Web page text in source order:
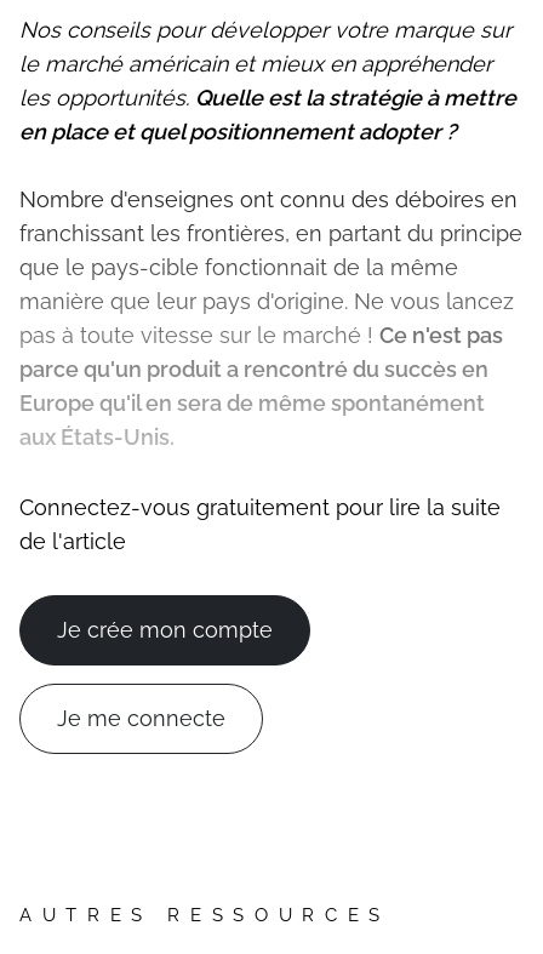
Nos conseils pour développer votre marque sur
le marché américain et mieux en appréhender
les opportunités. Quelle est la stratégie à mettre
en place et quel positionnement adopter ?
Nombre d'enseignes ont connu des déboires en
franchissant les frontières, en partant du principe
que le pays-cible fonctionnait de la même
manière que leur pays d'origine. Ne vous lancez
pas à toute vitesse sur le marché ! Ce n'est pas
parce qu'un produit a rencontré du succès en
Europe qu'il en sera de même spontanément
aux États-Unis.
Connectez-vous gratuitement pour lire la suite
de l'article
Je crée mon compte
Je me connecte
AUTRES RESSOURCES